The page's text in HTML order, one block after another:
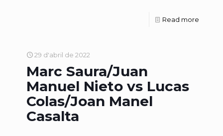
Read more
29 d'abril de 2022
Marc Saura/Juan
Manuel Nieto vs Lucas
Colas/Joan Manel
Casalta